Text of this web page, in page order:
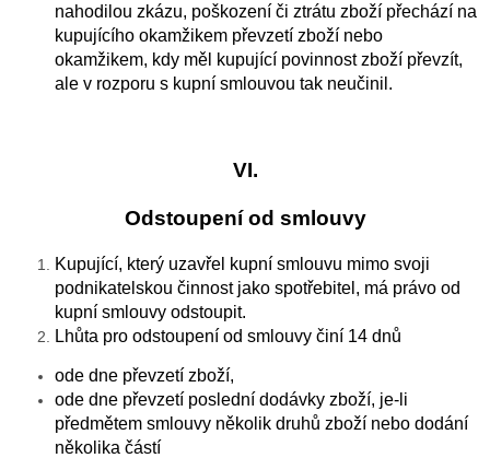
nahodilou zkázu, poškození či ztrátu zboží přechází na
kupujícího okamžikem převzetí zboží nebo
okamžikem, kdy měl kupující povinnost zboží převzít,
ale v rozporu s kupní smlouvou tak neučinil.
VI.
Odstoupení od smlouvy
Kupující, který uzavřel kupní smlouvu mimo svoji
podnikatelskou činnost jako spotřebitel, má právo od
kupní smlouvy odstoupit.
Lhůta pro odstoupení od smlouvy činí 14 dnů
ode dne převzetí zboží,
ode dne převzetí poslední dodávky zboží, je-li
předmětem smlouvy několik druhů zboží nebo dodání
několika částí